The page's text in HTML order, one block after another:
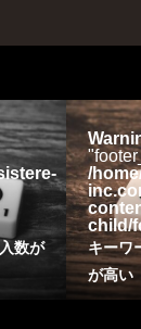
数が
/
child/
キーワ
が高い